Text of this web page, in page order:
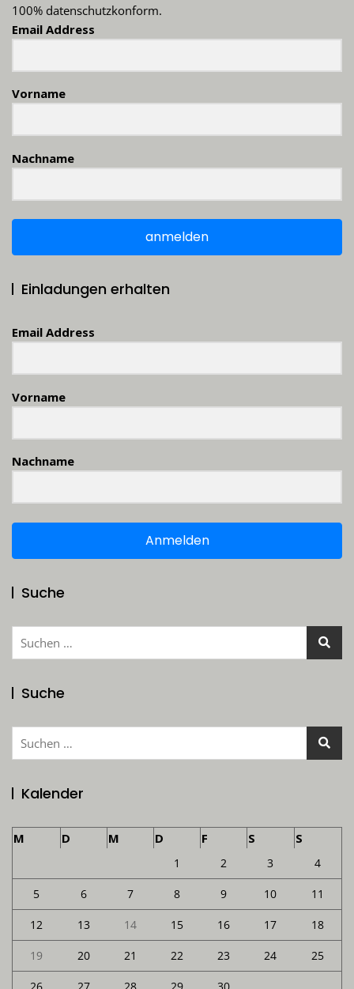
100% datenschutzkonform.
Email Address
Vorname
Nachname
anmelden
Einladungen erhalten
Email Address
Vorname
Nachname
Anmelden
Suche
Suchen
Suche
Suchen
Kalender
M D M D F S S
1 2 3 4
5 6 7 8 9 10 11
12 13 14 15 16 17 18
19 20 21 22 23 24 25